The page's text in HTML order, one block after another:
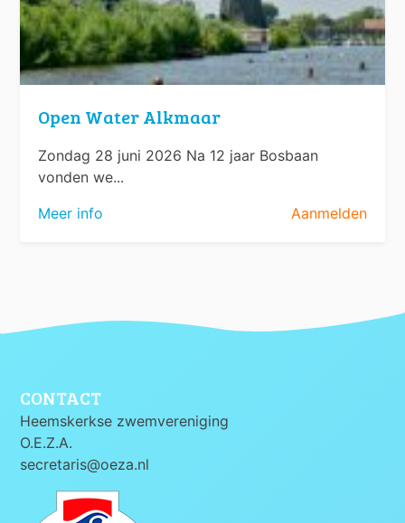
Open Water Alkmaar
Zondag 28 juni 2026 Na 12 jaar Bosbaan
vonden we...
Meer info
Aanmelden
CONTACT
Heemskerkse zwemvereniging
O.E.Z.A.
secretaris@oeza.nl